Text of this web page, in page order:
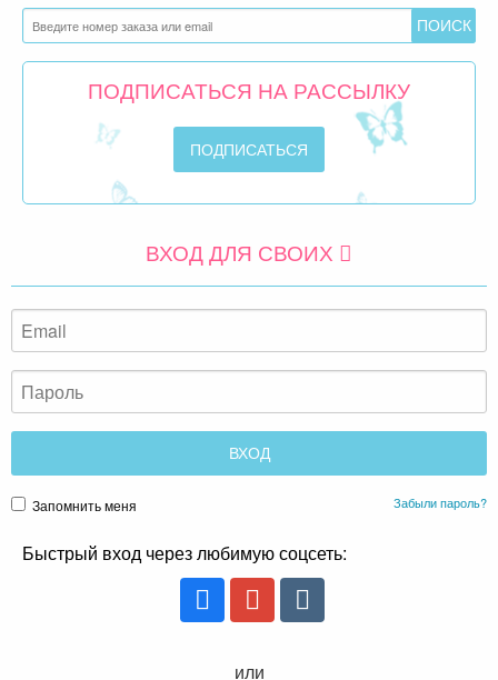
ПОДПИСАТЬСЯ НА РАССЫЛКУ
ВХОД ДЛЯ СВОИХ
Запомнить меня Забыли пароль?
Быстрый вход через любимую соцсеть:
или